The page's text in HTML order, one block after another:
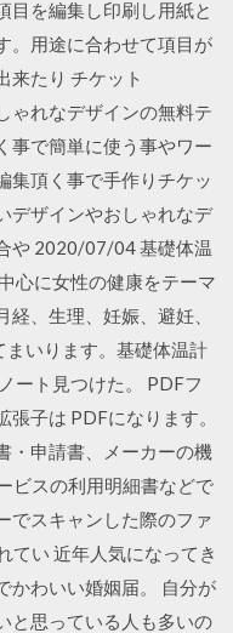
目を編集し印刷し用紙と
。用途に合わせて項目が
来たり チケット
ゃれなデザインの無料テ
事で簡単に使う事やワー
集頂く事で手作りチケッ
デザインやおしゃれなデ
や 2020/07/04 基礎体温
心に女性の健康をテーマ
、生理、妊娠、避妊、
まいります。基礎体温計
ート見つけた。 PDFフ
子は PDFになります。
・申請書、メーカーの機
ビスの利用明細書などで
でスキャンした際のファ
てい 近年人気になってき
かわいい婚姻届。 自分が
と思っている人も多いの